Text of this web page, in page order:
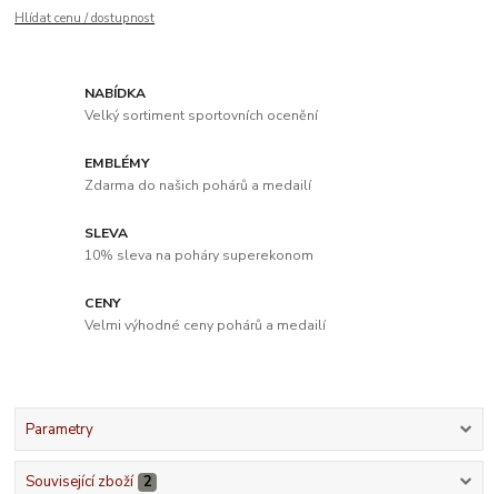
Hlídat cenu / dostupnost
NABÍDKA
Velký sortiment sportovních ocenění
EMBLÉMY
Zdarma do našich pohárů a medailí
SLEVA
10% sleva na poháry superekonom
CENY
Velmi výhodné ceny pohárů a medailí
Parametry
Související zboží 2